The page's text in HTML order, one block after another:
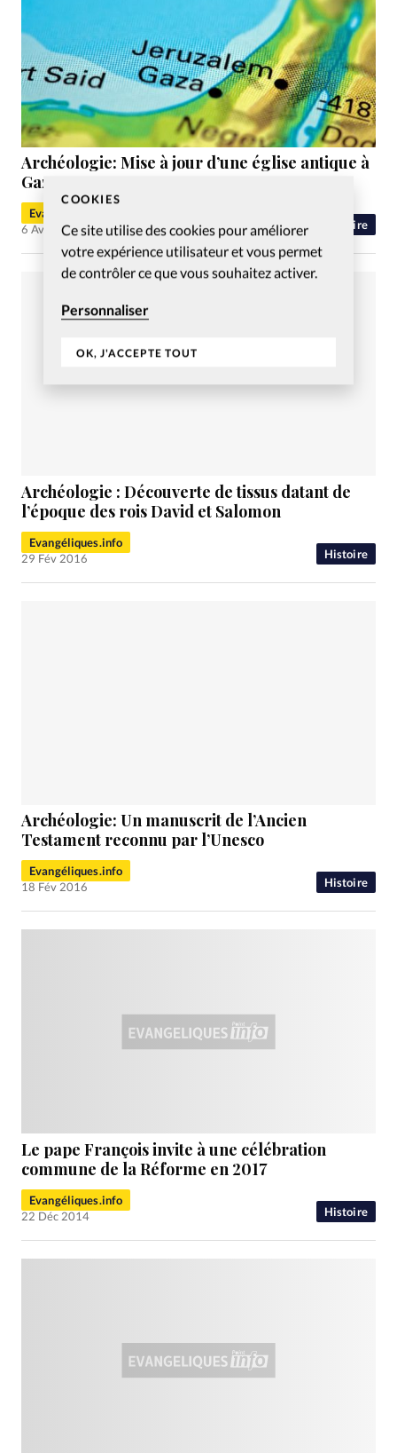
COOKIES
Ce site utilise des cookies pour améliorer
votre expérience utilisateur et vous permet
de contrôler ce que vous souhaitez activer.
Personnaliser
OK, J'ACCEPTE TOUT
Histoire
Archéologie: Mise à jour d’une église antique à
Gaza
Evangéliques.info
6 Avr 2016
Histoire
Archéologie : Découverte de tissus datant de
l’époque des rois David et Salomon
Evangéliques.info
29 Fév 2016
Histoire
Archéologie: Un manuscrit de l’Ancien
Testament reconnu par l’Unesco
Evangéliques.info
18 Fév 2016
Histoire
Le pape François invite à une célébration
commune de la Réforme en 2017
Evangéliques.info
22 Déc 2014